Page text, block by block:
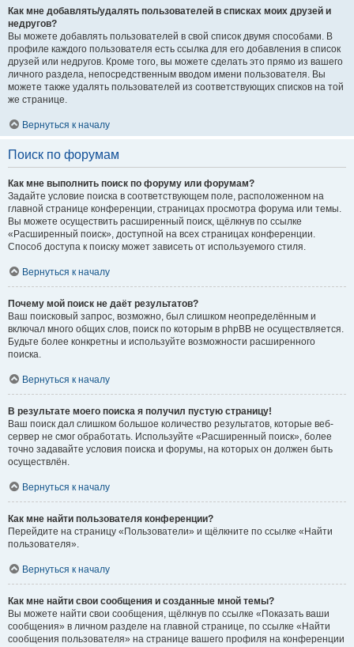
Как мне добавлять/удалять пользователей в списках моих друзей и
недругов?
Вы можете добавлять пользователей в свой список двумя способами. В
профиле каждого пользователя есть ссылка для его добавления в список
друзей или недругов. Кроме того, вы можете сделать это прямо из вашего
личного раздела, непосредственным вводом имени пользователя. Вы
можете также удалять пользователей из соответствующих списков на той
же странице.
Вернуться к началу
Поиск по форумам
Как мне выполнить поиск по форуму или форумам?
Задайте условие поиска в соответствующем поле, расположенном на
главной странице конференции, страницах просмотра форума или темы.
Вы можете осуществить расширенный поиск, щёлкнув по ссылке
«Расширенный поиск», доступной на всех страницах конференции.
Способ доступа к поиску может зависеть от используемого стиля.
Вернуться к началу
Почему мой поиск не даёт результатов?
Ваш поисковый запрос, возможно, был слишком неопределённым и
включал много общих слов, поиск по которым в phpBB не осуществляется.
Будьте более конкретны и используйте возможности расширенного
поиска.
Вернуться к началу
В результате моего поиска я получил пустую страницу!
Ваш поиск дал слишком большое количество результатов, которые веб-
сервер не смог обработать. Используйте «Расширенный поиск», более
точно задавайте условия поиска и форумы, на которых он должен быть
осуществлён.
Вернуться к началу
Как мне найти пользователя конференции?
Перейдите на страницу «Пользователи» и щёлкните по ссылке «Найти
пользователя».
Вернуться к началу
Как мне найти свои сообщения и созданные мной темы?
Вы можете найти свои сообщения, щёлкнув по ссылке «Показать ваши
сообщения» в личном разделе на главной странице, по ссылке «Найти
сообщения пользователя» на странице вашего профиля на конференции